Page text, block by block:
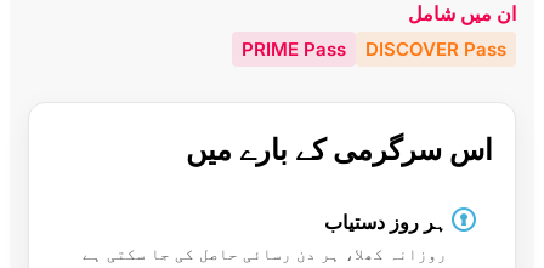
ان میں شامل
DISCOVER Pass
PRIME Pass
اس سرگرمی کے بارے میں
ہر روز دستیاب
روزانہ کھلا، ہر دن رسائی حاصل کی جا سکتی ہے